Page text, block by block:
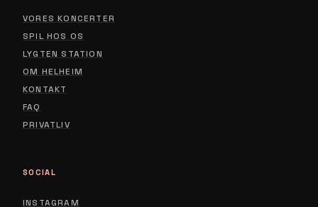
VORES KONCERTER
SPIL HOS OS
LYGTEN STATION
OM HELHEIM
KONTAKT
FAQ
PRIVATLIVPRIVACY POLICY
SOCIAL
INSTAGRAM